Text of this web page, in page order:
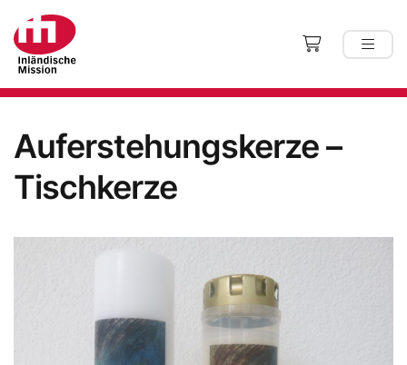
Auferstehungskerze –
Tischkerze